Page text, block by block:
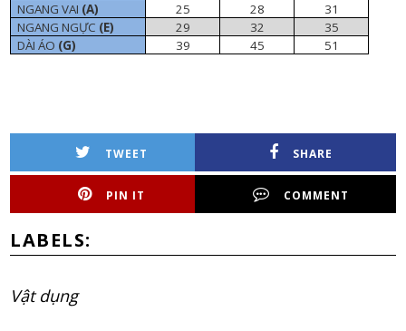
NGANG VAI (A) 25 28
31
NGANG NGỰC (E) 29 32
35
DÀI ÁO (G) 39 45 51
TWEET SHARE
PIN IT COMMENT
LABELS:
Vật dụng